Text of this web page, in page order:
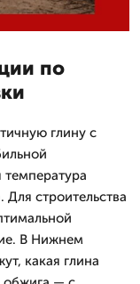
по
глину с
Для строительства
В Нижнем
какая глина